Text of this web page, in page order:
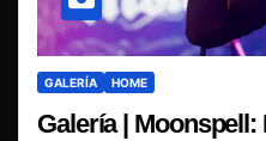
GALERÍA HOME
Galería |